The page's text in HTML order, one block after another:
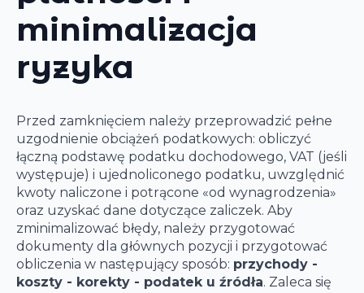
minimalizacja
ryzyka
Przed zamknięciem należy przeprowadzić pełne
uzgodnienie obciążeń podatkowych: obliczyć
łączną podstawę podatku dochodowego, VAT (jeśli
występuje) i ujednoliconego podatku, uwzględnić
kwoty naliczone i potrącone «od wynagrodzenia»
oraz uzyskać dane dotyczące zaliczek. Aby
zminimalizować błędy, należy przygotować
dokumenty dla głównych pozycji i przygotować
obliczenia w następujący sposób: przychody -
koszty - korekty - podatek u źródła. Zaleca się